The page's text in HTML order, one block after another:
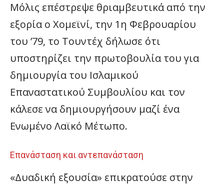
Μόλις επέστρεψε θριαμβευτικά από την
εξορία ο Χομεϊνί, την 1η Φεβρουαρίου
του ’79, το Τουντέχ δήλωσε ότι
υποστηρίζει την πρωτοβουλία του για
δημιουργία του Ισλαμικού
Επαναστατικού Συμβουλίου και τον
κάλεσε να δημιουργήσουν μαζί ένα
Ενωμένο Λαϊκό Μέτωπο.
Επανάσταση και αντεπανάσταση
«Δυαδική εξουσία» επικρατούσε στην